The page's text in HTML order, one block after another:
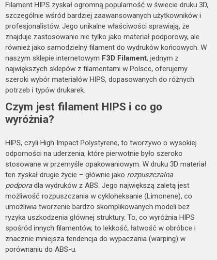
Filament HIPS zyskał ogromną popularność w świecie druku 3D,
szczególnie wśród bardziej zaawansowanych użytkowników i
profesjonalistów. Jego unikalne właściwości sprawiają, że
znajduje zastosowanie nie tylko jako materiał podporowy, ale
również jako samodzielny filament do wydruków końcowych. W
naszym sklepie internetowym F3D Filament, jednym z
największych sklepów z filamentami w Polsce, oferujemy
szeroki wybór materiałów HIPS, dopasowanych do różnych
potrzeb i typów drukarek.
Czym jest filament HIPS i co go
wyróżnia?
HIPS, czyli High Impact Polystyrene, to tworzywo o wysokiej
odporności na uderzenia, które pierwotnie było szeroko
stosowane w przemyśle opakowaniowym. W druku 3D materiał
ten zyskał drugie życie – głównie jako rozpuszczalna
podporadla wydruków z ABS. Jego największą zaletą jest
możliwość rozpuszczania w cykloheksanie (Limonene), co
umożliwia tworzenie bardzo skomplikowanych modeli bez
ryzyka uszkodzenia głównej struktury. To, co wyróżnia HIPS
spośród innych filamentów, to lekkość, łatwość w obróbce i
znacznie mniejsza tendencja do wypaczania (warping) w
porównaniu do ABS-u.